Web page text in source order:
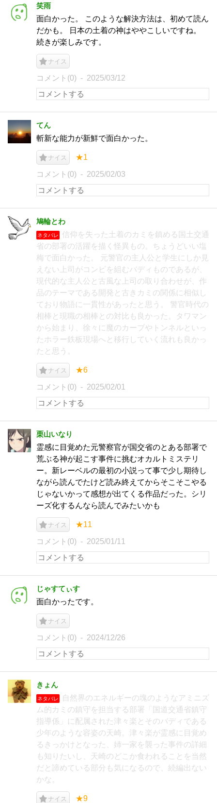
笑雨
面白かった。 このような解決方法は、初めて読ん
だかも。 日本の土着の神はややこしいですね。
続きが楽しみです。
ナイス
コメント(0) 2025/03/12
てん
斬新な能力が新鮮で面白かった。
ナイス ★1
コメント(0) 2025/02/03
鳩輪とわ
ネタバレ
信仰を失った土着のカミを鎮める国土交通
省の部署の活躍を描く怪異もの。ちょうどいい塩
梅で面白かった。 元警官の主人公と学生にしか見
えない上司がコンビを組むバディものであるが、
現代的な主人公と古風な上司の取り合わせが、作
品のテーマである開発と古きカミの関係に相似し
ており物語に一貫性があったと思う。 警官時代の
相棒と現職の相棒との対比も良かった。タワマン
から始まり、徐々に魔のカーブやトンネルといっ
たホラー鉄板現場へと移行していく流れも良かっ
たと思う。
ナイス ★6
コメント(0) 2025/02/01
栗山いなり
霊感に目覚めた元警察官が国交省のとある部署で
荒ぶる神が起こす事件に挑むオカルトミステリ
ー。新レーベルの最初の小説って事で少し期待し
ながら読んでたけど読み終えてからそこそこやる
じゃないかって感想が出てくる作品だった。シリ
ーズ化するんなら読んでみたいかも
ナイス ★11
コメント(0) 2025/01/11
じゃすてぃす
面白かったです。
ナイス
コメント(0) 2024/12/26
きょん
ネタバレ
自然界のエネルギーの塊のようなアミニズ
ム的カミの鎮守を担当する部署「国道交通省鎮守
指導係」に配属された津々楽とそのバディである
少年のような容姿の天崎。津々楽が霊感に目覚め
るきっかけとなった、姉一家を襲った事件の詳細
も知りたいし、天崎のどこか食われることを当然
だと諦めている部分も気になるので、続編出ない
かな。
ナイス ★9